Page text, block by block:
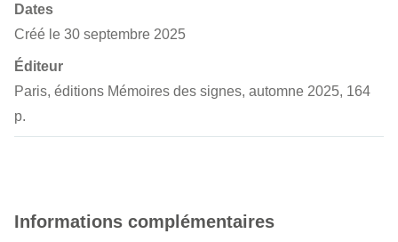
Dates
Créé le 30 septembre 2025
Éditeur
Paris, éditions Mémoires des signes, automne 2025, 164
p.
Informations complémentaires